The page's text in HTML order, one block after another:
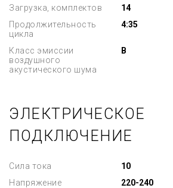
Загрузка, комплектов
14
Продолжительность
цикла
4:35
Класс эмиссии
воздушного
акустического шума
В
ЭЛЕКТРИЧЕСКОЕ
ПОДКЛЮЧЕНИЕ
Сила тока
10
Напряжение
220-240